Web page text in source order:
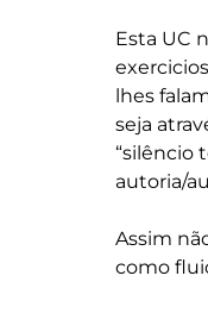
Esta UC
lhes
seja
“silêncio
autoria/
Assim